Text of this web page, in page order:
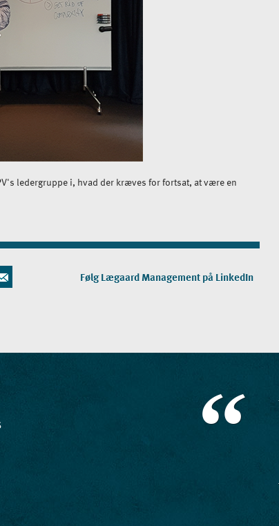
ledergruppe i, hvad der kræves for fortsat, at være en
Følg Lægaard Management på LinkedIn